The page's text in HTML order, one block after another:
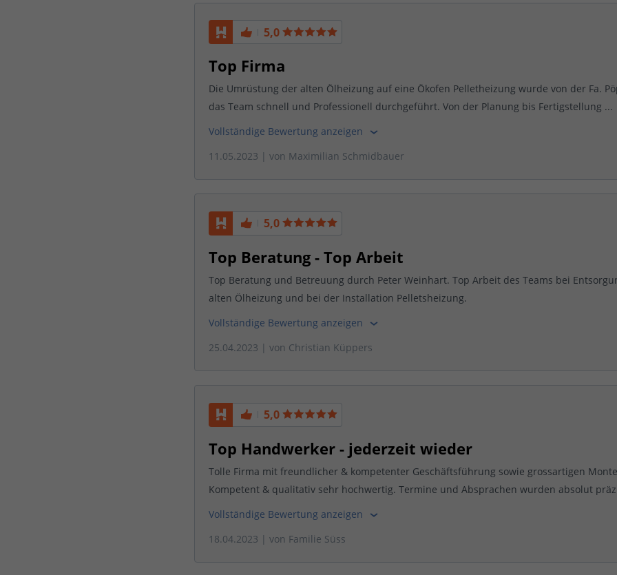
5,0
Top Firma
Die Umrüstung der alten Ölheizung auf eine Ökofen Pelletheizung wurde von der Fa.
das Team schnell und Professionell durchgeführt. Von der Planung bis Fertigstellung ...
Vollständige Bewertung anzeigen
11.05.2023 | von Maximilian Schmidbauer
5,0
Top Beratung - Top Arbeit
Top Beratung und Betreuung durch Peter Weinhart. Top Arbeit des Teams bei
alten Ölheizung und bei der Installation Pelletsheizung.
Vollständige Bewertung anzeigen
25.04.2023 | von Christian Küppers
5,0
Top Handwerker - jederzeit wieder
Tolle Firma mit freundlicher & kompetenter Geschäftsführung sowie grossartigen
Kompetent & qualitativ sehr hochwertig. Termine und Absprachen wurden absolut
Vollständige Bewertung anzeigen
18.04.2023 | von Familie Süss